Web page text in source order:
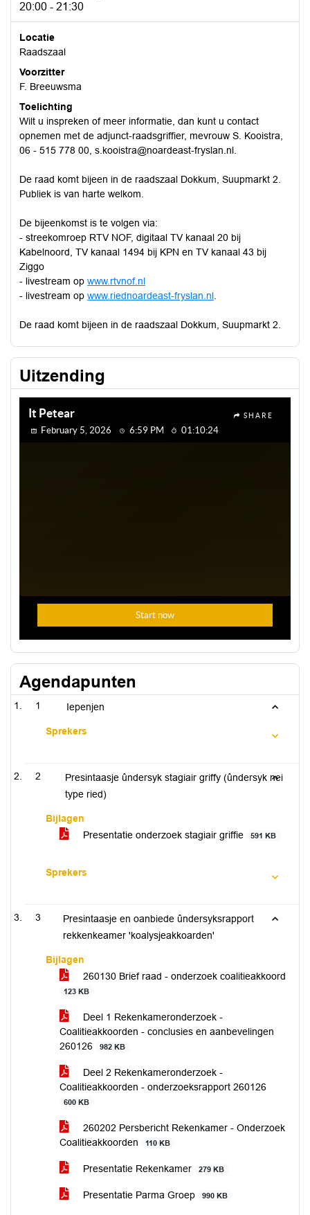
20:00 - 21:30
Locatie
Raadszaal
Voorzitter
F. Breeuwsma
Toelichting
Wilt u inspreken of meer informatie, dan kunt u contact
opnemen met de adjunct-raadsgriffier, mevrouw S. Kooistra,
06 - 515 778 00, s.kooistra@noardeast-fryslan.nl.
De raad komt bijeen in de raadszaal Dokkum, Suupmarkt 2.
Publiek is van harte welkom.
De bijeenkomst is te volgen via:
- streekomroep RTV NOF, digitaal TV kanaal 20 bij
Kabelnoord, TV kanaal 1494 bij KPN en TV kanaal 43 bij
Ziggo
- livestream op www.rtvnof.nl
- livestream op www.riednoardeast-fryslan.nl
De raad komt bijeen in de raadszaal Dokkum, Suupmarkt 2.
Uitzending
Agendapunten
1 Iepenjen
Sprekers
2
Presintaasje ûndersyk stagiair griffy (ûndersyk nei
type ried)
Bijlagen
Presentatie onderzoek stagiair griffie
591 KB
Sprekers
3
Presintaasje en oanbiede ûndersyksrapport
rekkenkeamer 'koalysjeakkoarden'
Bijlagen
260130 Brief raad - onderzoek coalitieakkoord
123 KB
Deel 1 Rekenkameronderzoek -
Coalitieakkoorden - conclusies en aanbevelingen
260126
982 KB
Deel 2 Rekenkameronderzoek -
Coalitieakkoorden - onderzoeksrapport 260126
600 KB
260202 Persbericht Rekenkamer - Onderzoek
Coalitieakkoorden
110 KB
Presentatie Rekenkamer 279 KB
Presentatie Parma Groep 990 KB